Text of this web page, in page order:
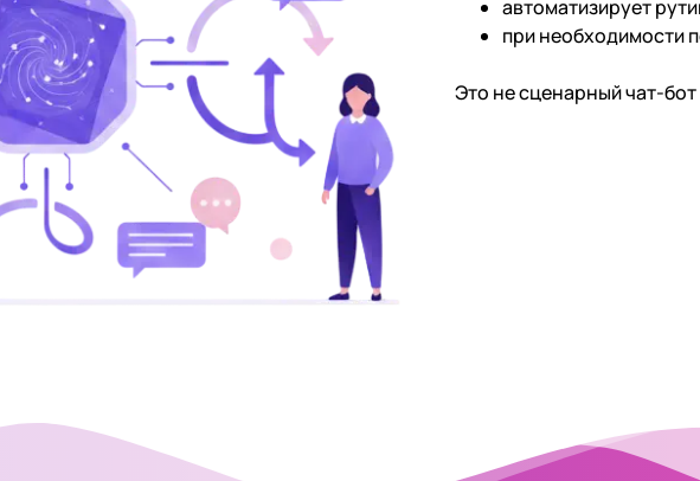
автоматизирует
при необходимости
Это не сценарный чат-бот